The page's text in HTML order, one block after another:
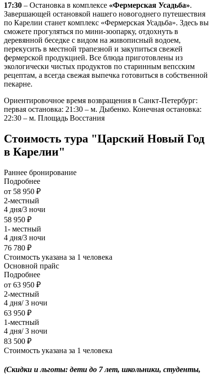
17:30 – Остановка в комплексе «Фермерская Усадьба».
Завершающей остановкой нашего новогоднего путешествия
по Карелии станет комплекс «Фермерская Усадьба». Здесь вы
сможете прогуляться по мини-зоопарку, отдохнуть в
деревянной беседке с видом на живописный водоем,
перекусить в местной трапезной и закупиться свежей
фермерской продукцией. Все блюда приготовлены из
экологически чистых продуктов по старинным вепсским
рецептам, а всегда свежая выпечка готовиться в собственной
пекарне.
Ориентировочное время возвращения в Санкт-Петербург:
первая остановка: 21:30 – м. Дыбенко. Конечная остановка:
22:30 – м. Площадь Восстания
Стоимость тура "Царский Новый Год
в Карелии"
Раннее бронирование
Подробнее
от 58 950 ₽
2-местный
4 дня/3 ночи
58 950 ₽
1- местный
4 дня/3 ночи
76 780 ₽
Стоимость указана за 1 человека
Основной прайс
Подробнее
от 63 950 ₽
2-местный
4 дня/ 3 ночи
63 950 ₽
1-местный
4 дня/ 3 ночи
83 500 ₽
Стоимость указана за 1 человека
(Скидки и льготы: дети до 7 лет, школьники, студенты,